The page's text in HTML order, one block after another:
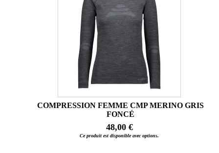
COMPRESSION FEMME CMP MERINO GRIS
FONCÉ
48,00 €
Ce produit est disponible avec options.